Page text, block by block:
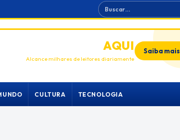
Buscar
ANUNCIEAQUI
Alcance milhares de leitores diariamente
Saiba mais
CULTURA TECNOLOGIA